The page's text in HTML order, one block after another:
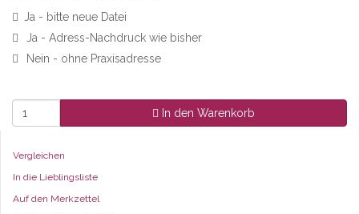
Ja - bitte neue Datei
Ja - Adress-Nachdruck wie bisher
Nein - ohne Praxisadresse
In den Warenkorb
Vergleichen
In die Lieblingsliste
Auf den Merkzettel